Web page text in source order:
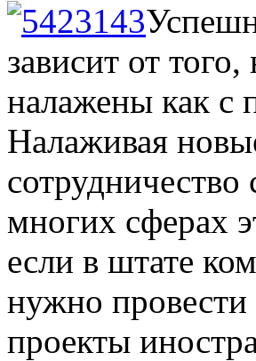
зависит от
налажены как с
Налаживая
многих сферах
если в штате
нужно провести
проекты